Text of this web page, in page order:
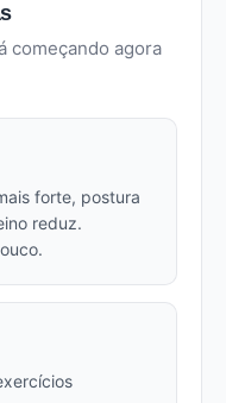
começando agora
forte, postura
reduz.